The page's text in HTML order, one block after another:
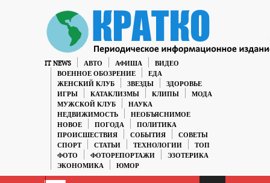
IT NEWS АВТО АФИША
ВИДЕО
ВОЕННОЕ ОБОЗРЕНИЕ
ЕДА
ЖЕНСКИЙ КЛУБ
ЗВЕЗДЫ
ЗДОРОВЬЕ
ИГРЫ
КАТАКЛИЗМЫ КЛИПЫ
МОДА
МУЖСКОЙ КЛУБ
НАУКА
НЕДВИЖИМОСТЬ
НЕОБЪЯСНИМОЕ
НОВОЕ
ПОГОДА
ПОЛИТИКА
ПРОИСШЕСТВИЯ
СОБЫТИЯ
СОВЕТЫ
СПОРТ
СТАТЬИ ТЕХНОЛОГИИ
ТОП
ФОТО
ФОТОРЕПОРТАЖИ
ЭЗОТЕРИКА
ЭКОНОМИКА
ЮМОР